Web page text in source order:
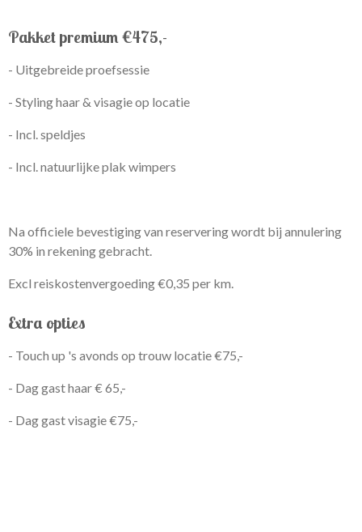
Pakket premium €475,-
- Uitgebreide proefsessie
- Styling haar & visagie op locatie
- Incl. speldjes
- Incl. natuurlijke plak wimpers
Na officiele bevestiging van reservering wordt bij annulering
30% in rekening gebracht.
Excl reiskostenvergoeding €0,35 per km.
Extra opties
- Touch up 's avonds op trouw locatie €75,-
- Dag gast haar € 65,-
- Dag gast visagie €75,-